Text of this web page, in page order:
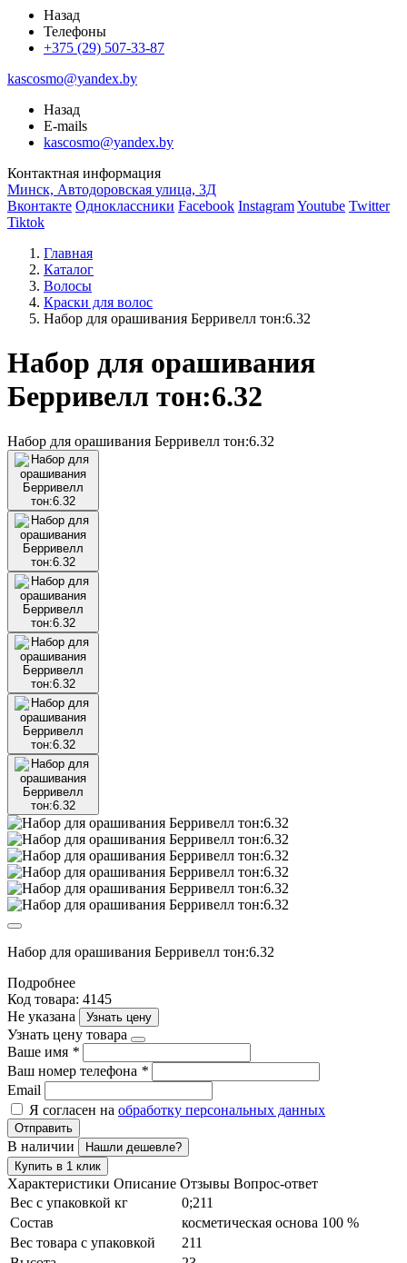
Назад
Телефоны
+375 (29) 507-33-87
kascosmo@yandex.by
Назад
E-mails
kascosmo@yandex.by
Контактная информация
Минск, Автодоровская улица, 3Д
Вконтакте Одноклассники Facebook InstagramYoutube Twitter
Tiktok
Главная
Каталог
Волосы
Краски для волос
Набор для орашивания Берривелл тон:6.32
Набор для орашивания
Берривелл тон:6.32
Набор для орашивания Берривелл тон:6.32
Набор для орашивания Берривелл тон:6.32
Подробнее
Код товара: 4145
Не указана
Узнать цену
Узнать цену товара
Ваше имя *
Ваш номер телефона *
Email
Я согласен на обработку персональных данных
Отправить
В наличии
Нашли дешевле?
Купить в 1 клик
Характеристики Описание Отзывы Вопрос-ответ
Вес с упаковкой кг
0;211
Состав
косметическая основа 100 %
Вес товара с упаковкой
211